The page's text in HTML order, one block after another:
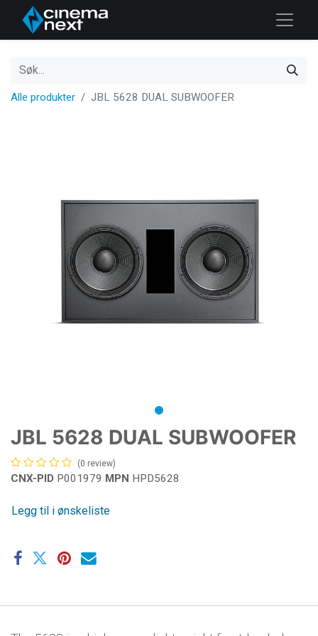
Alle produkter JBL 5628 DUAL SUBWOOFER
JBL 5628 DUAL SUBWOOFER
(0 review)
CNX-PID P001979 MPN HPD5628
Legg til i ønskeliste